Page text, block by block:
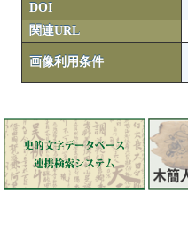
DOI
関連URL
画像利用条件